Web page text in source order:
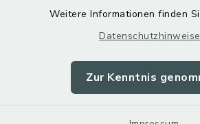
Weitere Informationen finden
Zur Kenntnis
Sitemap
Cookie-